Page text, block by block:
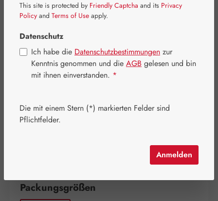
Regulärer Preis:
29,90 €
Inhalt:0.042 Kilogramm
Packungsgrößen
This site is protected by Friendly Captcha and its Privacy
Policy and Terms of Use apply.
Datenschutz
Ich habe die Datenschutzbestimmungen zur
Kenntnis genommen und die AGB gelesen und bin
mit ihnen einverstanden. *
Die mit einem Stern (*) markierten Felder sind
Pflichtfelder.
Anmelden